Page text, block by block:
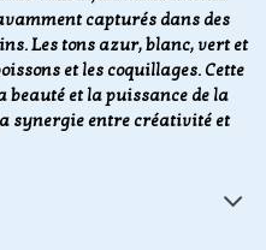
capturés dans des
Les tons azur, blanc, vert et
et les coquillages. Cette
beauté et la puissance de la
synergie entre créativité et